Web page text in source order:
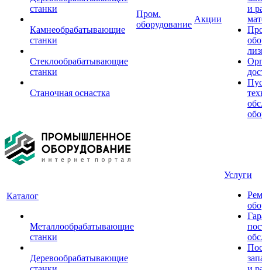
станки
Камнеобрабатывающие
станки
Стеклообрабатывающие
станки
Станочная оснастка
Пром.
оборудование
Акции
и
Каталог
Металлообрабатывающие
станки
Деревообрабатывающие
Услуги